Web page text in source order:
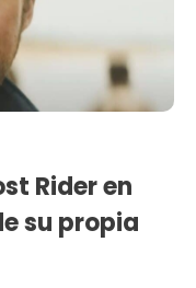
Rider en
su propia